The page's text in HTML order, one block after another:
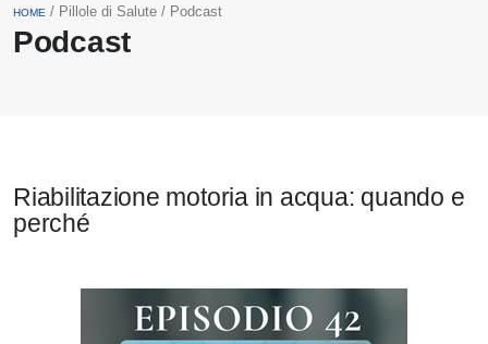
Podcast
HOME / Pillole di Salute / Podcast
Riabilitazione motoria in acqua: quando e
perché